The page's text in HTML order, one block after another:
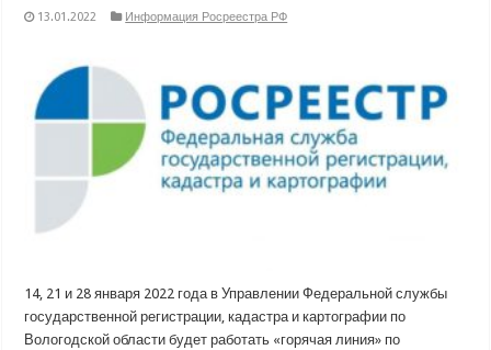
13.01.2022 Информация Росреестра РФ
14, 21 и 28 января 2022 года в Управлении Федеральной службы
государственной регистрации, кадастра и картографии по
Вологодской области будет работать «горячая линия» по